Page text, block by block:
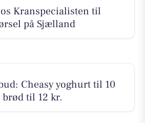
Kranspecialisten til
på Sjælland
Cheasy yoghurt til 10
til 12 kr.